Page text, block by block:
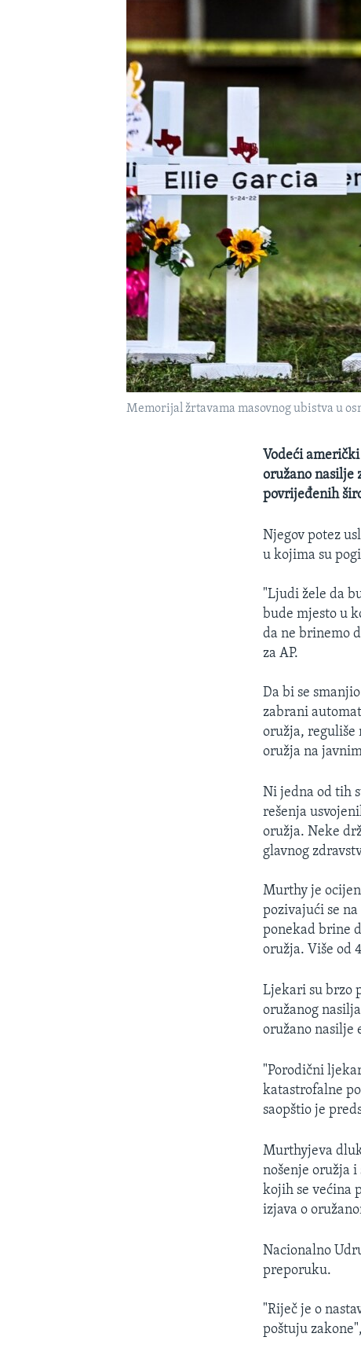
Memorijal žrtavama masovnog ubistva u
Vodeći
oružano nasilje
povrijeđenih
Njegov potez
u kojima su
"Ljudi žele da
bude mjesto u
da ne brinemo
za AP.
Da bi se
zabrani
oružja, reguliše
oružja na
Ni jedna od tih
rešenja
oružja. Neke
glavnog
Murthy je
pozivajući se
ponekad brine
oružja. Više od
Ljekari su brzo
oružanog
oružano nasilje
"Porodični
katastrofalne
saopštio je
Murthyjeva
nošenje oružja
kojih se većina
izjava o
Nacionalno
preporuku.
"Riječ je o
poštuju